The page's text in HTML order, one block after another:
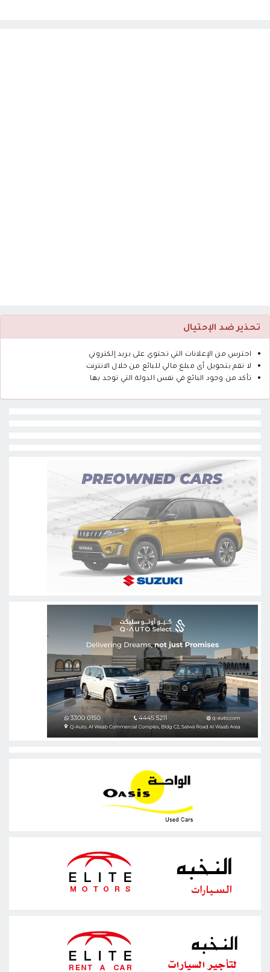
تحذير ضد الإحتيال
احترس من الإعلانات التي تحتوي على بريد إلكتروني
لا تقم بتحويل أى مبلغ مالي للبائع من خلال الانترنت
تأكد من وجود البائع في نفس الدولة التي توجد بها